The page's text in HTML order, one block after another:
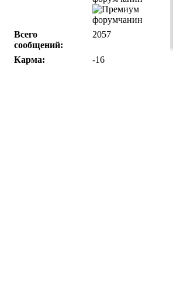
Всего
сообщений:
2057
Карма: -16